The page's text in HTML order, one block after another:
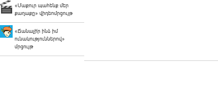
«Մաքուր պահենք մեր
քաղաքը» վիդեոմրցույթ
«Ճանաչի՛ր ինձ իմ
ունակություններով»
մրցույթ